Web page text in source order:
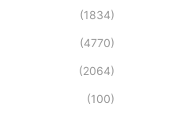
(1834)
(4770)
(2064)
(100)